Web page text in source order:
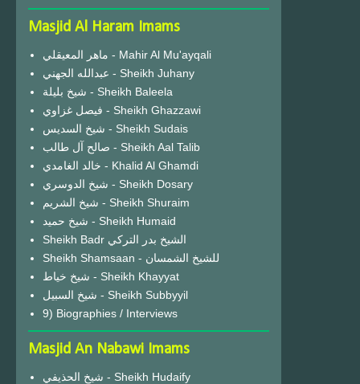
Masjid Al Haram Imams
ماهر المعيقلي - Mahir Al Mu'ayqali
عبدالله الجهني - Sheikh Juhany
شيخ بليلة - Sheikh Baleela
فيصل غزاوي - Sheikh Ghazzawi
شيخ السديس - Sheikh Sudais
صالح آل طالب - Sheikh Aal Talib
خالد الغامدي - Khalid Al Ghamdi
شيخ الدوسري - Sheikh Dosary
شيخ الشريم - Sheikh Shuraim
شيخ حميد - Sheikh Humaid
Sheikh Badr الشيخ بدر التركي
Sheikh Shamsaan - للشيخ الشمسان
شيخ خياط - Sheikh Khayyat
شيخ السبيل - Sheikh Subbyyil
9) Biographies / Interviews
Masjid An Nabawi Imams
شيخ الحذيفي - Sheikh Hudaify